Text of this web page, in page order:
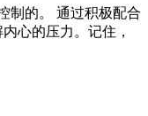
制的。 通过积极配合
心的压力。记住，